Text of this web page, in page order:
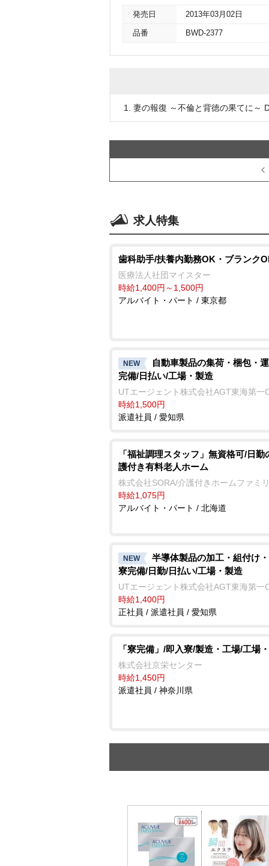
発売日 2013年03月02日
品番 BWD-2377
1. 妻の報復 ～不倫と背徳の果てに～
求人特集
歯科助手/扶養内勤務OK・ブランク
医療法人社団マイスター
時給1,400円～1,500円
アルバイト・パート / 東京都
NEW
自動車製品の集荷・梱包・
完備/日払い/工場・製造
UTエージェント株式会社AGT東海第一
時給1,500円
派遣社員 / 愛知県
「福祉調理スタッフ」無資格可/日勤
護付き有料老人ホーム
株式会社SORA/介護付きホームファミ
時給1,075円
アルバイト・パート / 北海道
NEW
半導体製品の加工・組付け
寮完備/日勤/日払い/工場・製造
UTエージェント株式会社AGT東海第一
時給1,400円
正社員 / 派遣社員 / 愛知県
「寮完備」/即入寮/製造・工場/工場
株式会社京栄センター
時給1,450円
派遣社員 / 神奈川県